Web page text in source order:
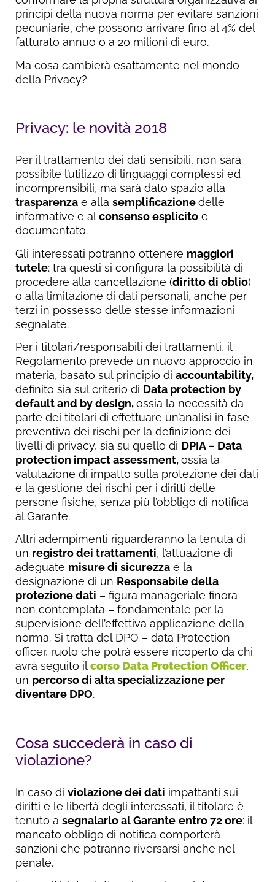
principi della nuova norma per evitare sanzioni
pecuniarie, che possono arrivare fino al 4% del
fatturato annuo o a 20 milioni di euro.
Ma cosa cambierà esattamente nel mondo
della Privacy?
Privacy: le novità 2018
Per il trattamento dei dati sensibili, non sarà
possibile l’utilizzo di linguaggi complessi ed
incomprensibili, ma sarà dato spazio alla
trasparenza e alla semplificazionedelle
informative e alconsenso esplicito e
documentato.
Gli interessati potranno ottenere maggiori
tutele: tra questi si configura la possibilità di
procedere alla cancellazione (diritto di oblio)
o alla limitazione di dati personali, anche per
terzi in possesso delle stesse informazioni
segnalate.
Per i titolari/responsabili dei trattamenti, il
Regolamento prevede un nuovo approccio in
materia, basato sul principio di accountability,
definito sia sul criterio di Data protection by
default and by design,ossia la necessità da
parte dei titolari di effettuare un’analisi in fase
preventiva dei rischi per la definizione dei
livelli di privacy, sia su quello di DPIA – Data
protection impact assessment,ossia la
valutazione di impatto sulla protezione dei dati
e la gestione dei rischi per i diritti delle
persone fisiche, senza più l’obbligo di notifica
al Garante.
Altri adempimenti riguarderanno la tenuta di
un registro dei trattamenti, l’attuazione di
adeguate misure di sicurezza e la
designazione di un Responsabile della
protezione dati – figura manageriale finora
non contemplata – fondamentale per la
supervisione dell’effettiva applicazione della
norma. Si tratta del DPO – data Protection
officer, ruolo che potrà essere ricoperto da chi
avrà seguito ilcorso Data Protection Officer,
un percorso di alta specializzazione per
diventare DPO.
Cosa succederà in caso di
violazione?
In caso di violazione dei dati impattanti sui
diritti e le libertà degli interessati, il titolare è
tenuto a segnalarlo al Garante entro 72 ore: il
mancato obbligo di notifica comporterà
sanzioni che potranno riversarsi anche nel
penale.